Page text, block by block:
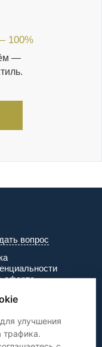
100%
—
вопрос
оферта
улучшения
трафика.